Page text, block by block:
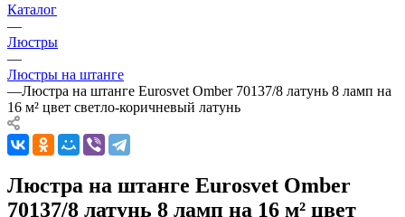
Каталог
—
Люстры
—
Люстры на штанге
—Люстра на штанге Eurosvet Omber 70137/8 латунь 8 ламп на
16 м² цвет светло-коричневый латунь
Люстра на штанге Eurosvet Omber
70137/8 латунь 8 ламп на 16 м² цвет